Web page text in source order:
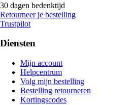
30 dagen bedenktijd
Retourneer je bestelling
Trustpilot
Diensten
Mijn account
Helpcentrum
Volg mijn bestelling
Bestelling retourneren
Kortingscodes